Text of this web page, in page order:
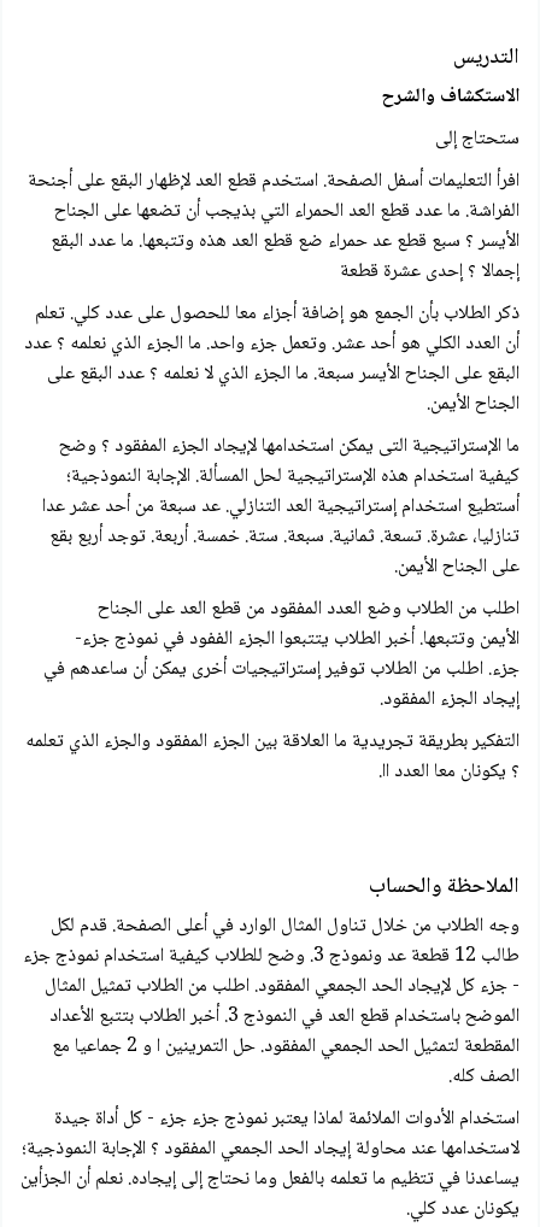
التدريس
الاستكشاف والشرح
ستحتاج إلى
افرأ التعليمات أسفل الصفحة. استخدم قطع العد لإظهار البقع على أجنحة
الفراشة. ما عدد قطع العد الحمراء التي بذيجب أن تضعها على الجناح
الأيسر ؟ سبع قطع عد حمراء ضع قطع العد هذه وتتبعها. ما عدد البقع
إجمالا ؟ إحدى عشرة قطعة
ذكر الطلاب بأن الجمع هو إضافة أجزاء معا للحصول على عدد كلي. تعلم
أن العدد الكلي هو أحد عشر. وتعمل جزء واحد. ما الجزء الذي نعلمه ؟ عدد
البقع على الجناح الأيسر سبعة. ما الجزء الذي لا نعلمه ؟ عدد البقع على
الجناح الأيمن.
ما الإستراتيجية التى يمكن استخدامها لإيجاد الجزء المفقود ؟ وضح
كيفية استخدام هذه الإستراتيجية لحل المسألة. الإجابة النموذجية؛
أستطيع استخدام إستراتيجية العد التنازلي. عد سبعة من أحد عشر عدا
تنازليا، عشرة. تسعة. ثمانية. سبعة. ستة. خمسة. أربعة. توجد أربع بقع
على الجناح الأيمن.
اطلب من الطلاب وضع العدد المفقود من قطع العد على الجناح
الأيمن وتتبعها. أخبر الطلاب يتتبعوا الجزء الففود في نموذج جزء-
جزء. اطلب من الطلاب توفير إستراتيجيات أخرى يمكن أن ساعدهم في
إيجاد الجزء المفقود.
التفكير بطريقة تجريدية ما العلاقة بين الجزء المفقود والجزء الذي تعلمه
؟ يكونان معا العدد اا.
الملاحظة والحساب
وجه الطلاب من خلال تناول المثال الوارد في أعلى الصفحة. قدم لكل
طالب 12 قطعة عد ونموذج 3. وضح للطلاب كيفية استخدام نموذج جزء
- جزء كل لإيجاد الحد الجمعي المفقود. اطلب من الطلاب تمثيل المثال
الموضح باستخدام قطع العد في النموذج 3. أخبر الطلاب بتتبع الأعداد
المقطعة لتمثيل الحد الجمعي المفقود. حل التمرينين ا و 2 جماعيا مع
الصف كله.
استخدام الأدوات الملائمة لماذا يعتبر نموذج جزء جزء - كل أداة جيدة
لاستخدامها عند محاولة إيجاد الحد الجمعي المفقود ؟ الإجابة النموذجية؛
يساعدنا في تتظيم ما تعلمه بالفعل وما نحتاج إلى إيجاده. نعلم أن الجزأين
يكونان عدد كلي.